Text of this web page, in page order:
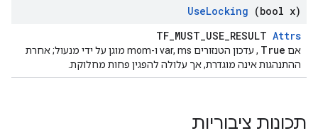
UseLocking (bool x)
TF_MUST_USE_RESULT Attrs
אם True
, עדכון הטנזורים var, ms ו-mom מוגן על ידי מנעול; אחרת
ההתנהגות אינה מוגדרת, אך עלולה להפגין פחות מחלוקת.
תכונות ציבוריות